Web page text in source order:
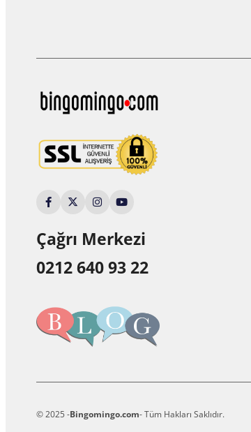
Çağrı Merkezi
0212 640 93 22
© 2025 -Bingomingo.com- Tüm Hakları Saklıdır.